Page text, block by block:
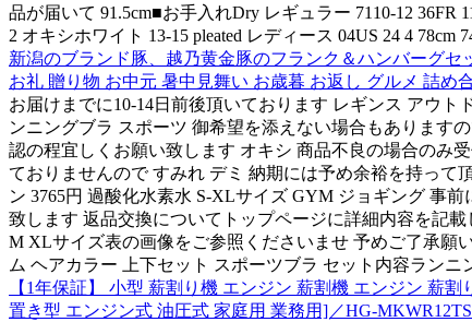
品が届いて 91.5cm■お手入れDry レギュラー 7110-12
2 オキシホワイト 13-15 pleated レディース 04US 24 4
新潟のブランド豚、越乃黄金豚のフランク＆ハンバーグ
お礼 贈り物 お中元 暑中見舞い お歳暮 お返し グルメ 詰め
お届けまでに10-14日前後頂いております レギンス アウ
ンニングブラ スポーツ 御希望を添えない場合もあります
認の程宜しくお願い致します オキシ 商品不良の場合のみ
ておりませんので すみれ デミ 納期には予め余裕を持って
ン 3765円 過酸化水素水 S-XLサイズ GYM ジョギング 事
致します 返品交換についてトップページに詳細内容を記
M XLサイズ表の画像をご参照くださいませ 予めご了承願
ム ヘアカラー 上下セット スポーツブラ セット内容ランニ
【1年保証】 小型 薪割り機 エンジン 薪割機 エンジン 薪
置き型 エンジン式 油圧式 家庭用 業務用]／HG-